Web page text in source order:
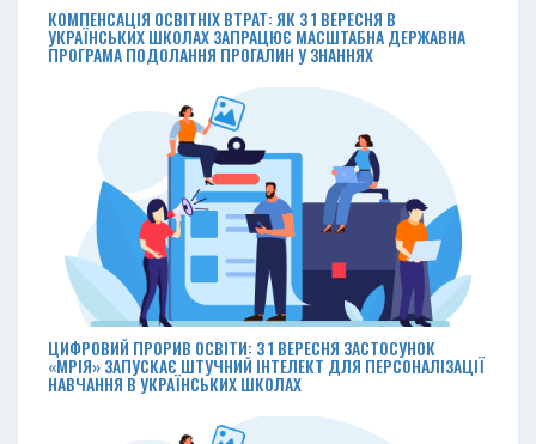
КОМПЕНСАЦІЯ ОСВІТНІХ ВТРАТ: ЯК З 1 ВЕРЕСНЯ В
УКРАЇНСЬКИХ ШКОЛАХ ЗАПРАЦЮЄ МАСШТАБНА ДЕРЖАВНА
ПРОГРАМА ПОДОЛАННЯ ПРОГАЛИН У ЗНАННЯХ
ЦИФРОВИЙ ПРОРИВ ОСВІТИ: З 1 ВЕРЕСНЯ ЗАСТОСУНОК
«МРІЯ» ЗАПУСКАЄ ШТУЧНИЙ ІНТЕЛЕКТ ДЛЯ ПЕРСОНАЛІЗАЦІЇ
НАВЧАННЯ В УКРАЇНСЬКИХ ШКОЛАХ